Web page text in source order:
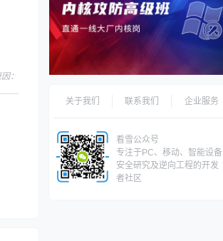
：
关于我们 联系我们 企业服务
看雪公众号
专注于PC、移动、智能设备
安全研究及逆向工程的开发
者社区